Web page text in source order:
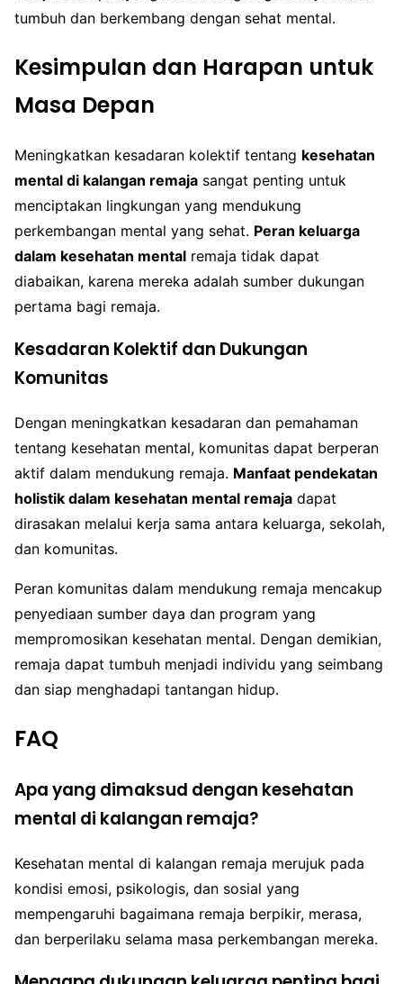
tumbuh dan berkembang dengan sehat mental.
Kesimpulan dan Harapan untuk
Masa Depan
Meningkatkan kesadaran kolektif tentang kesehatan
mental di kalangan remaja sangat penting untuk
menciptakan lingkungan yang mendukung
perkembangan mental yang sehat. Peran keluarga
dalam kesehatan mental remaja tidak dapat
diabaikan, karena mereka adalah sumber dukungan
pertama bagi remaja.
Kesadaran Kolektif dan Dukungan
Komunitas
Dengan meningkatkan kesadaran dan pemahaman
tentang kesehatan mental, komunitas dapat berperan
aktif dalam mendukung remaja. Manfaat pendekatan
holistik dalam kesehatan mental remaja dapat
dirasakan melalui kerja sama antara keluarga, sekolah,
dan komunitas.
Peran komunitas dalam mendukung remaja mencakup
penyediaan sumber daya dan program yang
mempromosikan kesehatan mental. Dengan demikian,
remaja dapat tumbuh menjadi individu yang seimbang
dan siap menghadapi tantangan hidup.
FAQ
Apa yang dimaksud dengan kesehatan
mental di kalangan remaja?
Kesehatan mental di kalangan remaja merujuk pada
kondisi emosi, psikologis, dan sosial yang
mempengaruhi bagaimana remaja berpikir, merasa,
dan berperilaku selama masa perkembangan mereka.